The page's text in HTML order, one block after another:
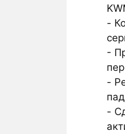
-
-
-
-